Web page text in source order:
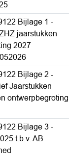
Bijlage 1 -
jaarstukken
2027
Bijlage 2 -
Jaarstukken
ontwerpbegroting
Bijlage 3 -
t.b.v. AB